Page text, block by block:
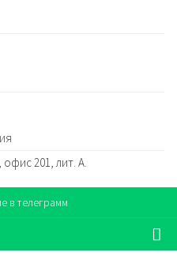
офис 201, лит. А.
в телеграмм